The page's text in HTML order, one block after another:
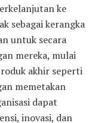
ke
sebagai kerangka
untuk secara
mereka, mulai
akhir seperti
memetakan
dapat
inovasi, dan